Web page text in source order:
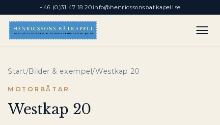
+46 (0)31 47 18 20 info@henricssonsbatkapell.se
Start/Bilder & exempel/Westkap 20
MOTORBÅTAR
Westkap 20